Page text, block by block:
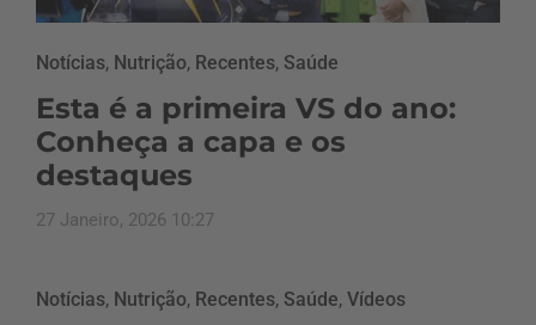
Notícias, Nutrição, Recentes, Saúde
Esta é a primeira VS do ano:
Conheça a capa e os
destaques
27 Janeiro, 2026 10:27
Notícias, Nutrição, Recentes, Saúde, Vídeos